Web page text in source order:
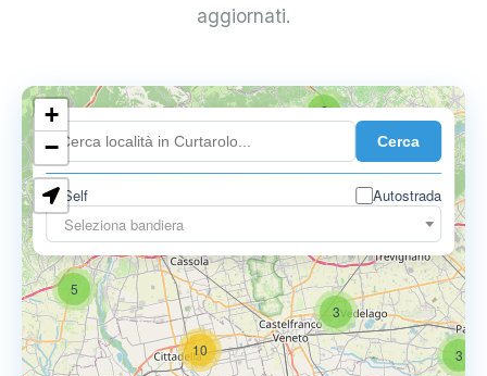
aggiornati.
Cerca
Self
Autostrada
Seleziona bandiera
3
3
2
5
6
10
+
−